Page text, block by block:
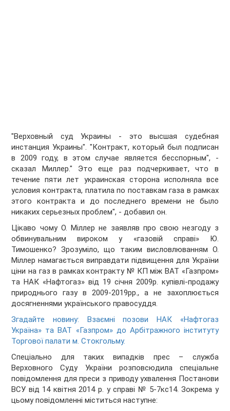
"Верховный суд Украины - это высшая судебная
инстанция Украины". "Контракт, который был подписан
в 2009 году, в этом случае является бесспорным", -
сказал Миллер." Это еще раз подчеркивает, что в
течение пяти лет украинская сторона исполняла все
условия контракта, платила по поставкам газа в рамках
этого контракта и до последнего времени не было
никаких серьезных проблем", - добавил он.
Цікаво чому О. Міллер не заявляв про свою незгоду з
обвинувальним вироком у «газовій справі» Ю.
Тимошенко? Зрозуміло, що таким висловлюванням О.
Міллер намагається виправдати підвищення для України
ціни на газ в рамках контракту № КП між ВАТ «Газпром»
та НАК «Нафтогаз» від 19 січня 2009р. купівлі-продажу
природнього газу в 2009-2019рр., а не захоплюється
досягненнями українського правосуддя.
Згадайте новину: Взаємні позови НАК «Нафтогаз
Україна» та ВАТ «Газпром» до Арбітражного інституту
Торгової палати м. Стокгольму.
Спеціально для таких випадків прес – служба
Верховного Суду України розповсюдила спеціальне
повідомлення для преси з приводу ухвалення Постанови
ВСУ від 14 квітня 2014 р. у справі № 5-7кс14. Зокрема у
цьому повідомленні міститься наступне: